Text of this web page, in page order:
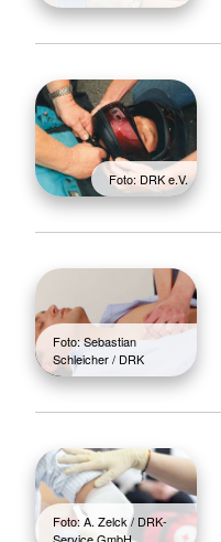
Foto: DRK e.V.
Foto: Sebastian
Schleicher / DRK
Foto: A. Zelck / DRK-